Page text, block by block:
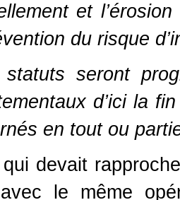
et
du risque
seront
d’ici la
en tout ou
devait
le même